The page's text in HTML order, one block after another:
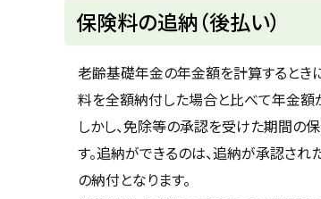
ト
ッ
プ
に
戻
る
保険料の追納（後払い）
老齢基礎年金の年金額を計算するとき
料を全額納付した場合と比べて年金額
しかし、免除等の承認を受けた期間の
す。追納ができるのは、追納が承認さ
の納付となります。